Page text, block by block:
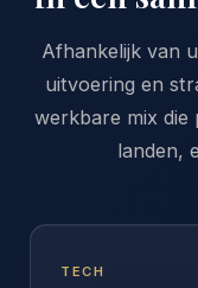
Afhankelijk van
uitvoering en
werkbare mix die
landen,
TECH